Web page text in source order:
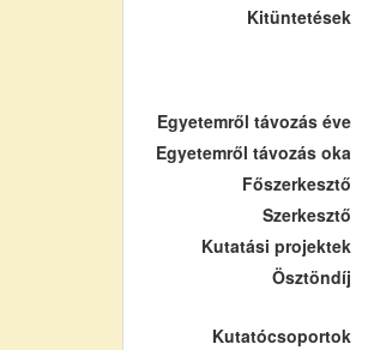
Kitüntetések
Egyetemről távozás éve
Egyetemről távozás oka
Főszerkesztő
Szerkesztő
Kutatási projektek
Ösztöndíj
Kutatócsoportok